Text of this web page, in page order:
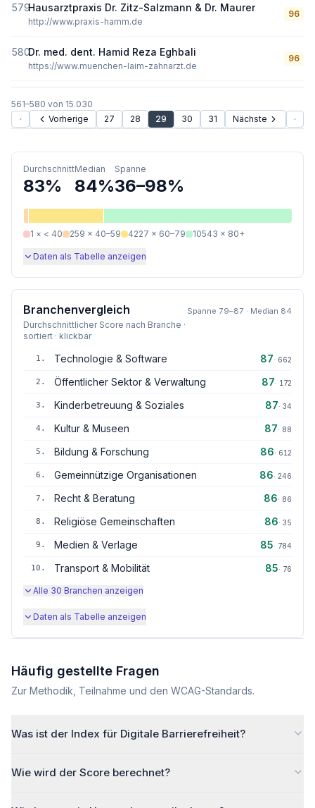
579Hausarztpraxis Dr. Zitz-Salzmann & Dr. Maurer
http://www.praxis-hamm.de
96
580Dr. med. dent. Hamid Reza Eghbali
https://www.muenchen-laim-zahnarzt.de
96
561–580 von 15.030
Vorherige
27 28 29 30 31 Nächste
Durchschnitt
83%
Median
84%
Spanne
36–98%
1 × < 40 259 × 40–59 4227 × 60–79 10543 × 80+
Daten als Tabelle anzeigen
Branchenvergleich
Durchschnittlicher Score nach Branche ·
sortiert · klickbar
Spanne 79–87 · Median 84
1 . Technologie & Software 87· 662
2 . Öffentlicher Sektor & Verwaltung 87· 172
3 . Kinderbetreuung & Soziales 87· 34
4 . Kultur & Museen 87· 88
5 . Bildung & Forschung 86· 612
6 . Gemeinnützige Organisationen 86· 246
7 . Recht & Beratung 86· 86
8 . Religiöse Gemeinschaften 86· 35
9 . Medien & Verlage 85· 784
10 . Transport & Mobilität 85· 76
Alle 30 Branchen anzeigen
Daten als Tabelle anzeigen
Häufig gestellte Fragen
Zur Methodik, Teilnahme und den WCAG-Standards.
Was ist der Index für Digitale Barrierefreiheit?
Wie wird der Score berechnet?